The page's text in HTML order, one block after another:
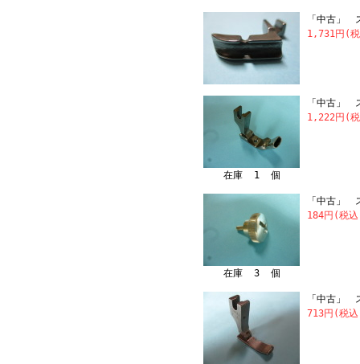
「中古」
1,731円(
在庫 1 個
「中古」
1,222円(
在庫 3 個
「中古」
184円(税
「中古」
713円(税